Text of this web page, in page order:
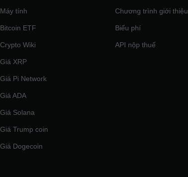
Máy tính
Bitcoin ETF
Crypto Wiki
Giá XRP
Giá Pi Network
Giá ADA
Giá Solana
Giá Trump coin
Giá Dogecoin
Chương trình giới thiệu
Biểu phí
API nộp thuế